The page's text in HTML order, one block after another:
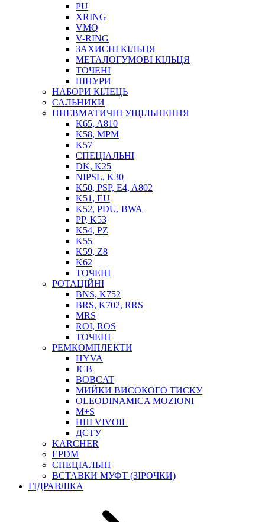
ПІСТОЛЕТИ
НАСОСИ ТА ПОМПИ
НАГНІТАЧІ
МУФТИ (НАСАДКИ) ДЛЯ ШПРИЦІВ
МАСЛЯНКИ, ЛІЙКИ
ПРЕС-МАСЛЯНКИ
ШЛАНГИ, ТРУБКИ
ШПРИЦИ МАСТИЛЬНІ
ТОСОЛ, АНТИФРИЗ
ОЛИВА-ПАЛИВО
ПОВІТРЯ-ВОДА
ДЛЯ ЗВАРЮВАННЯ
НАПІРНО-ВСМОКТУЮЧІ
ФІЛЬТРИ ДЛЯ ПАЛЬНОГО
ПІДДОНИ ДЛЯ БОЧОК
МОДУЛЬНІ АЗС
МЕТРОЛОГІЧНЕ ОБЛАДНАННЯ
ЛІЧИЛЬНИКИ І ВИТРАТОМІРИ ДЛЯ ПАЛЬНОГО
КОТУШКИ ДЛЯ ШЛАНГІВ
МОБІЛЬНІ КОЛОНКИ ТА КОМПЛЕКТИ ЗАПРАВКИ
PU
XRING
VMQ
V-RING
ЗАХИСНІ КІЛЬЦЯ
МЕТАЛОГУМОВІ КІЛЬЦЯ
ТОЧЕНІ
ШНУРИ
НАБОРИ КІЛЕЦЬ
САЛЬНИКИ
ПНЕВМАТИЧНІ УЩІЛЬНЕННЯ
K65, A810
K58, MPM
K57
СПЕЦІАЛЬНІ
DK, K25
NIPSL, K30
K50, PSP, E4, A802
K51, EU
K52, PDU, BWA
PP, K53
K54, PZ
K55
K59, Z8
K62
ТОЧЕНІ
РОТАЦІЙНІ
BNS, K752
BRS, K702, RRS
MRS
ROI, ROS
ТОЧЕНІ
РЕМКОМПЛЕКТИ
HYVA
JCB
BOBCAT
МИЙКИ ВИСОКОГО ТИСКУ
OLEODINAMICA MOZIONI
M+S
НШ VIVOIL
ДСТУ
KARCHER
EPDM
СПЕЦІАЛЬНІ
ВСТАВКИ МУФТ (ЗІРОЧКИ)
ГІДРАВЛІКА